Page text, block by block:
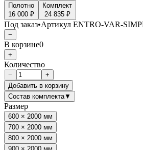
Полотно
16 000 ₽
Комплект
24 835 ₽
Под заказ•Артикул ENTRO-VAR-
−
В корзине0
+
Количество
−
+
Добавить в корзину
Состав комплекта▼
Размер
600 × 2000 мм
700 × 2000 мм
800 × 2000 мм
900 × 2000 мм